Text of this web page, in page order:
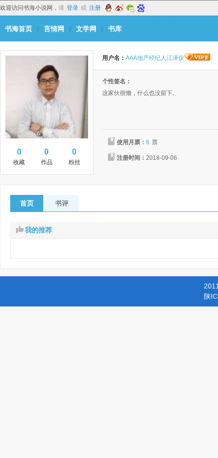
欢迎访问书海小说网， 请 登录 或 注册
书海首页 | 言情网 | 文学网 | 书库
0
收藏
0
作品
0
粉丝
用户名： AAA地产经纪人江泽仪
个性签名：
这家伙很懒，什么也没留下。
使用月票： 6 票
注册时间： 2018-09-06
首页 书评
我的推荐
陕